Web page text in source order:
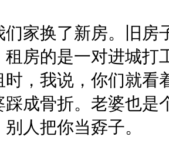
们家换了新房。旧房
租房的是一对进城打
时，我说，你们就看
踩成骨折。老婆也是
人把你当孬子。